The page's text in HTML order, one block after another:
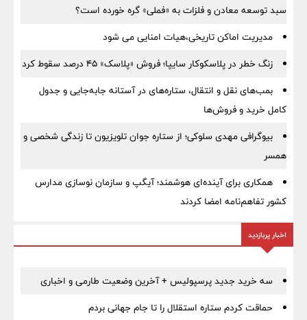
سبد توسعه معادن و فلزات به «فملی» گره خورده است؟
مدیریت اماکن تاریخی،هیات امنایی می شود
زنگ خطر در پلاسکوکار سایپا؛ فروش «پلاسک» ۴۵ درصد سقوط کرد
بمب‌های نقل و انتقال، ستاره‌های در آستانه جابه‌جایی و جدول
کامل خرید و فروش‌ها
بیوگرافی مهدی سلوکی؛ از ستاره جوان تلویزیون تا زندگی شخصی و
همسر
همکاری برای آینده‌ای هوشمند؛ آیگپ و سازمان نوسازی مدارس
کشور تفاهم‌نامه امضا کردند
اخبار پربازدید
سه خرید جدید پرسپولیس + آخرین وضعیت طارمی و اخباری
حماقت کردم ستاره استقلال را تا جام جهانی بردم